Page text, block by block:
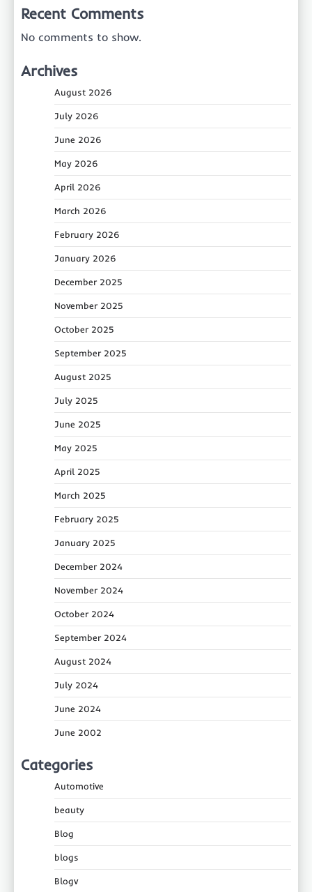
Recent Comments
No comments to show.
Archives
August 2026
July 2026
June 2026
May 2026
April 2026
March 2026
February 2026
January 2026
December 2025
November 2025
October 2025
September 2025
August 2025
July 2025
June 2025
May 2025
April 2025
March 2025
February 2025
January 2025
December 2024
November 2024
October 2024
September 2024
August 2024
July 2024
June 2024
June 2002
Categories
Automotive
beauty
Blog
blogs
Blogv